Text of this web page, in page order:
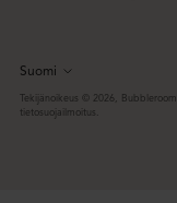
Kieli
Suomi
Tekijänoikeus © 2026, Bubbleroom
tietosuojailmoitus.